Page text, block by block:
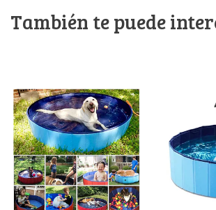
También te puede